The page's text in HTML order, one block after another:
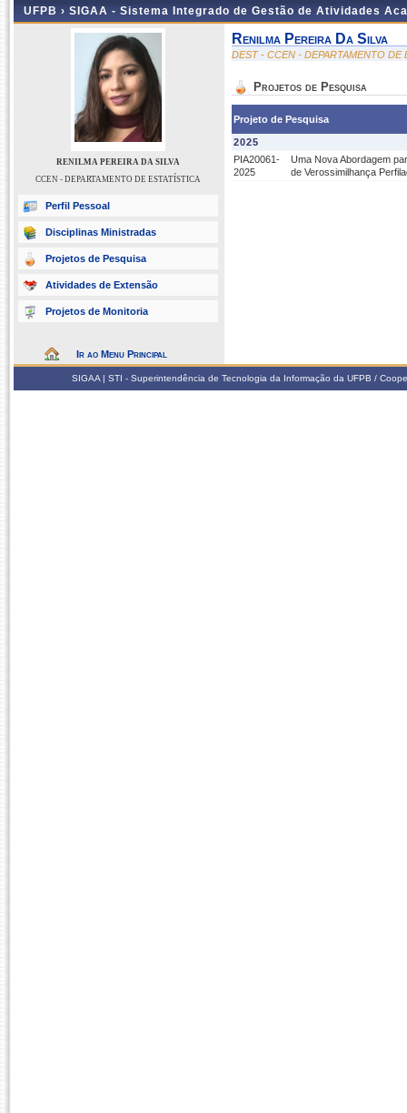
UFPB › SIGAA - Sistema Integrado de Gestão de Atividades
RENILMA PEREIRA DA SILVA
CCEN - DEPARTAMENTO DE ESTATÍSTICA
Perfil Pessoal
Disciplinas Ministradas
Projetos de Pesquisa
Atividades de Extensão
Projetos de Monitoria
Ir ao Menu Principal
Renilma Pereira Da Silva
DEST - CCEN - DEPARTAMENTO DE
Projetos de Pesquisa
Projeto de Pesquisa
2025
PIA20061-
2025
Uma Nova Abordagem
de Verossimilhança
SIGAA | STI - Superintendência de Tecnologia da Informação da UFPB /